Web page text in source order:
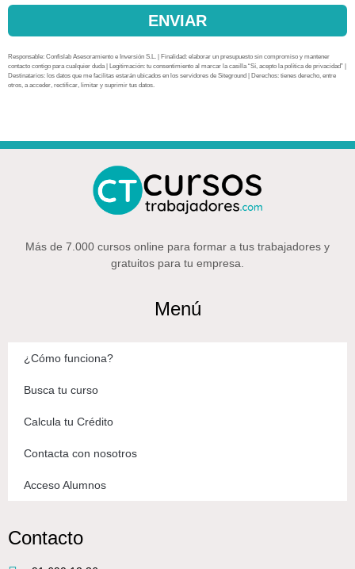
ENVIAR
Responsable: Confislab Asesoramiento e Inversión S.L. | Finalidad: elaborar un presupuesto sin compromiso y mantener
contacto contigo para cualquier duda | Legitimación: tu consentimiento al marcar la casilla “Sí, acepto la política de privacidad” |
Destinatarios: los datos que me facilitas estarán ubicados en los servidores de Siteground | Derechos: tienes derecho, entre
otros, a acceder, rectificar, limitar y suprimir tus datos.
Más de 7.000 cursos online para formar a tus trabajadores y
gratuitos para tu empresa.
Menú
¿Cómo funciona?
Busca tu curso
Calcula tu Crédito
Contacta con nosotros
Acceso Alumnos
Contacto